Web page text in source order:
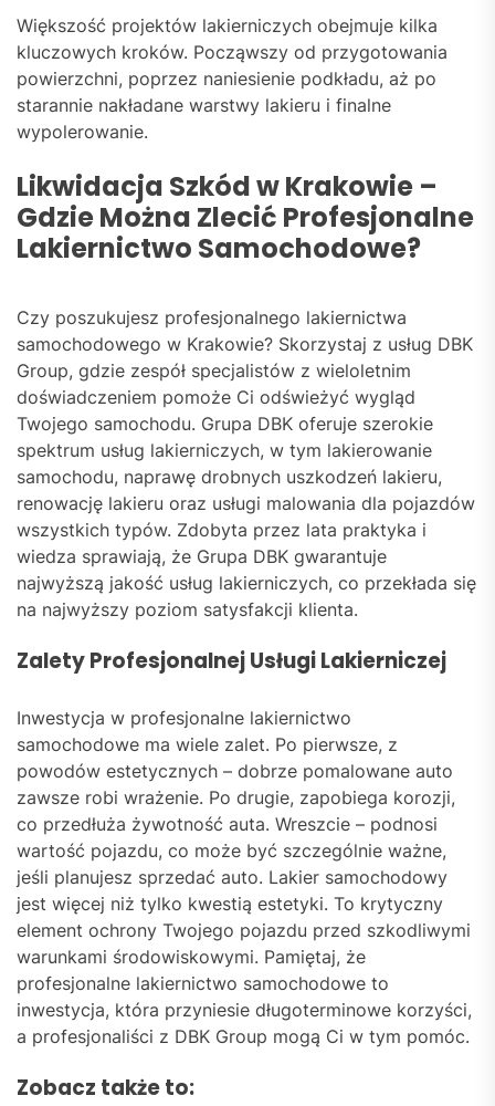
Większość projektów lakierniczych obejmuje kilka
kluczowych kroków. Począwszy od przygotowania
powierzchni, poprzez naniesienie podkładu, aż po
starannie nakładane warstwy lakieru i finalne
wypolerowanie.
Likwidacja Szkód w Krakowie –
Gdzie Można Zlecić Profesjonalne
Lakiernictwo Samochodowe?
Czy poszukujesz profesjonalnego lakiernictwa
samochodowego w Krakowie? Skorzystaj z usług DBK
Group, gdzie zespół specjalistów z wieloletnim
doświadczeniem pomoże Ci odświeżyć wygląd
Twojego samochodu. Grupa DBK oferuje szerokie
spektrum usług lakierniczych, w tym lakierowanie
samochodu, naprawę drobnych uszkodzeń lakieru,
renowację lakieru oraz usługi malowania dla pojazdów
wszystkich typów. Zdobyta przez lata praktyka i
wiedza sprawiają, że Grupa DBK gwarantuje
najwyższą jakość usług lakierniczych, co przekłada się
na najwyższy poziom satysfakcji klienta.
Zalety Profesjonalnej Usługi Lakierniczej
Inwestycja w profesjonalne lakiernictwo
samochodowe ma wiele zalet. Po pierwsze, z
powodów estetycznych – dobrze pomalowane auto
zawsze robi wrażenie. Po drugie, zapobiega korozji,
co przedłuża żywotność auta. Wreszcie – podnosi
wartość pojazdu, co może być szczególnie ważne,
jeśli planujesz sprzedać auto. Lakier samochodowy
jest więcej niż tylko kwestią estetyki. To krytyczny
element ochrony Twojego pojazdu przed szkodliwymi
warunkami środowiskowymi. Pamiętaj, że
profesjonalne lakiernictwo samochodowe to
inwestycja, która przyniesie długoterminowe korzyści,
a profesjonaliści z DBK Group mogą Ci w tym pomóc.
Zobacz także to: